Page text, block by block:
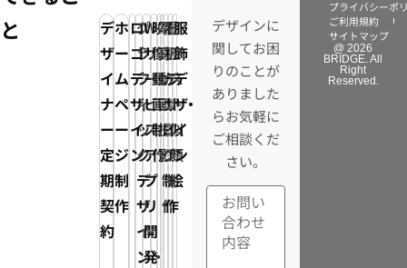
と
デ
ザ
イ
ナ
ー
定
期
契
約
グ
ラ
フ
ィ
ッ
ク
デ
ザ
イ
ン・
ロ
ゴ
デ
ザ
イ
ン
ホ
ー
ム
ペ
ー
ジ
制
作
Web
サ
ー
ビ
ス・
ア
プ
リ
開
発
映
像・
動
画
制
作
写
真・
動
画
撮
影
電
子
カ
タ
ロ
グ
制
作
看
板
デ
ザ
イ
ン
制
作
イ
ラ
ス
ト・
似
顔
絵
服
飾
デ
ザ
イ
ン
デザインに
関してお困
りのことが
ありました
らお気軽に
ご相談くだ
さい。
@ 2026
BRIDGE. All
Right
Reserved.
プライバシーポ
ご利用規約
サイトマップ